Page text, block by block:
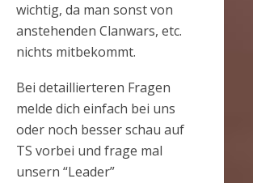
wichtig, da man sonst von
anstehenden Clanwars, etc.
nichts mitbekommt.
Bei detaillierteren Fragen
melde dich einfach bei uns
oder noch besser schau auf
TS vorbei und frage mal
unsern “Leader”